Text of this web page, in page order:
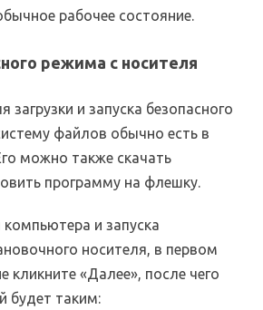
рабочее состояние.
режима с носителя
и запуска безопасного
файлов обычно есть в
можно также скачать
программу на флешку.
и запуска
носителя, в первом
кликните «Далее», после чего
будет таким: